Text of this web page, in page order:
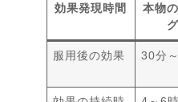
効果発現時間
本物
服用後の効果 30分